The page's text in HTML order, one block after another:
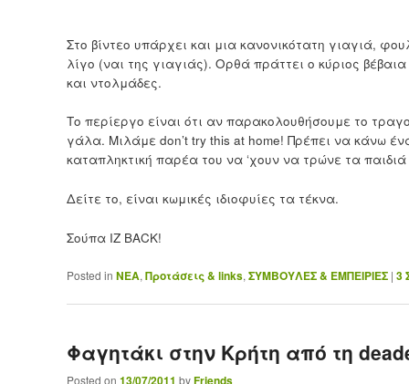
Στο βίντεο υπάρχει και μια κανονικότατη γιαγιά,
λίγο (ναι της γιαγιάς). Ορθά πράττει ο κύριος
και ντολμάδες.
Το περίεργο είναι ότι αν παρακολουθήσουμε το
γάλα. Μιλάμε don’t try this at home! Πρέπει να κάνω
καταπληκτική παρέα του να ‘χουν να τρώνε τα
Δείτε το, είναι κωμικές ιδιοφυίες τα τέκνα.
Σούπα IZ BACK!
Posted in ΝΕΑ, Προτάσεις & links, ΣΥΜΒΟΥΛΕΣ & ΕΜΠΕΙΡΙΕΣ | 3
Φαγητάκι στην Κρήτη από τη
Posted on by